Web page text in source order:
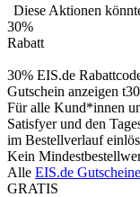
Diese Aktionen
30%
Rabatt
30% EIS.de
Gutschein anzeigen t30
Für alle Kund*innen
Satisfyer und den
im Bestellverlauf
Kein
Alle EIS.de Gutscheine
GRATIS